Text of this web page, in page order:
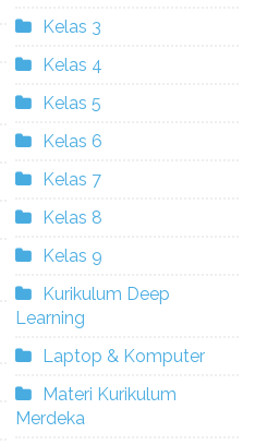
Kelas 3
Kelas 4
Kelas 5
Kelas 6
Kelas 7
Kelas 8
Kelas 9
Kurikulum Deep
Learning
Laptop & Komputer
Materi Kurikulum
Merdeka